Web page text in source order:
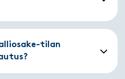
tilan